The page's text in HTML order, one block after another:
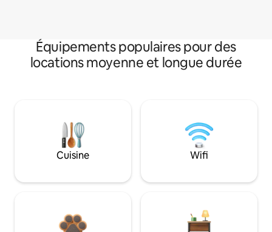
Équipements populaires pour des
locations moyenne et longue durée
Cuisine Wifi